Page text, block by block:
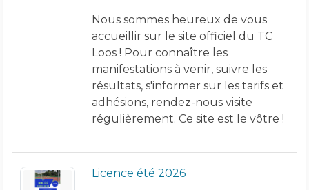
Nous sommes heureux de vous
accueillir sur le site officiel du TC
Loos ! Pour connaître les
manifestations à venir, suivre les
résultats, s'informer sur les tarifs et
adhésions, rendez-nous visite
régulièrement. Ce site est le vôtre !
Licence été 2026